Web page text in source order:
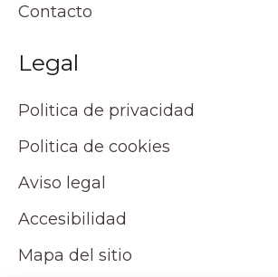
Contacto
Legal
Politica de privacidad
Politica de cookies
Aviso legal
Accesibilidad
Mapa del sitio